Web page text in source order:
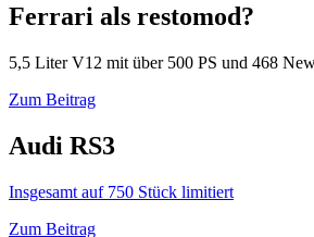
Ferrari als restomod?
5,5 Liter V12 mit über 500 PS und 468
Zum Beitrag
Audi RS3
Insgesamt auf 750 Stück limitiert
Zum Beitrag